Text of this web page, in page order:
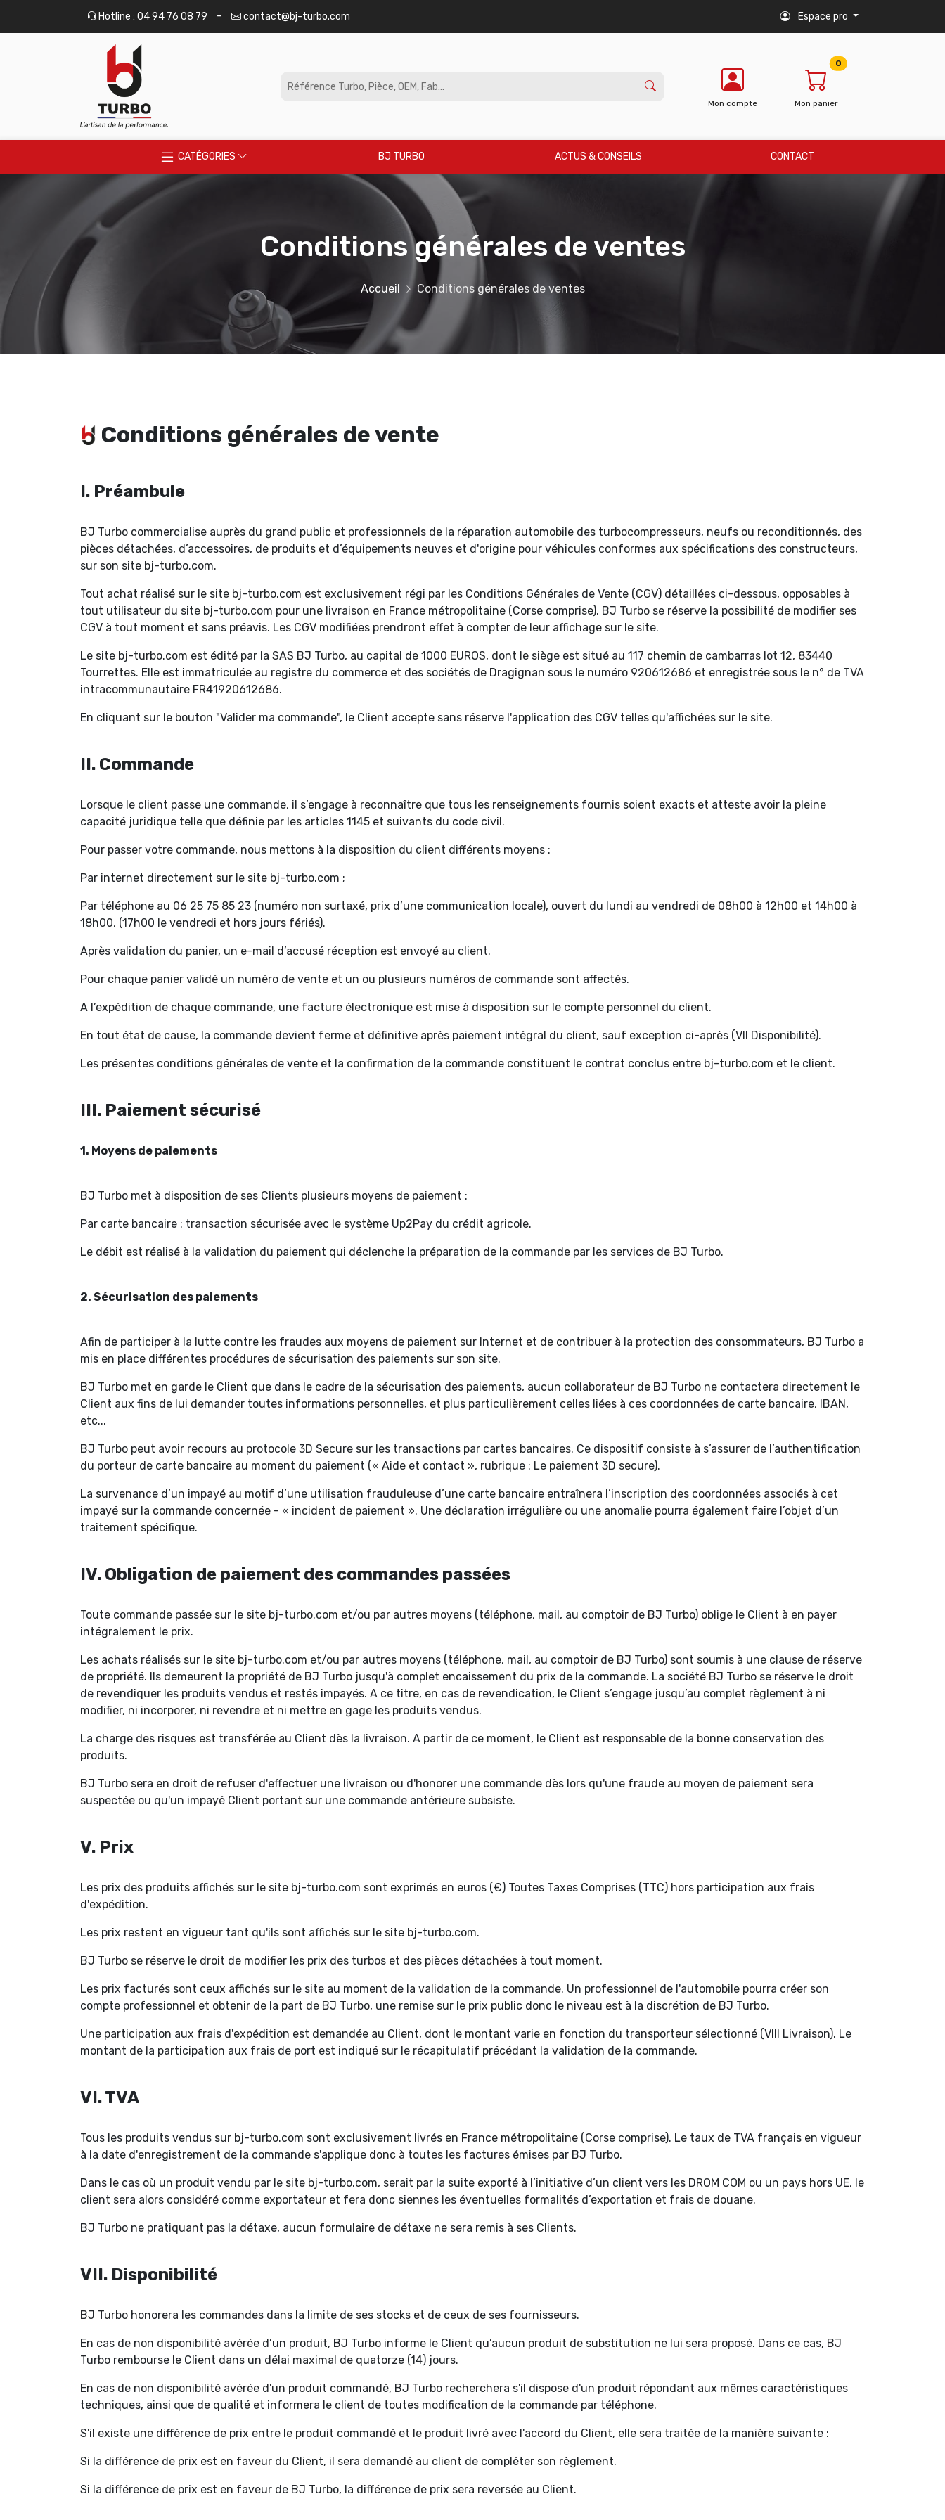
Hotline : 04 94 76 08 79 - contact@bj-turbo.com Espace pro
Mon compte Mon panier
0
CATÉGORIES BJ TURBO ACTUS & CONSEILS CONTACT
Conditions générales de ventes
Accueil Conditions générales de ventes
Conditions générales de vente
I. Préambule
BJ Turbo commercialise auprès du grand public et professionnels de la réparation automobile des turbocompresseurs, neufs ou reconditionnés, des
pièces détachées, d’accessoires, de produits et d’équipements neuves et d'origine pour véhicules conformes aux spécifications des constructeurs,
sur son site bj-turbo.com.
Tout achat réalisé sur le site bj-turbo.com est exclusivement régi par les Conditions Générales de Vente (CGV) détaillées ci-dessous, opposables à
tout utilisateur du site bj-turbo.com pour une livraison en France métropolitaine (Corse comprise). BJ Turbo se réserve la possibilité de modifier ses
CGV à tout moment et sans préavis. Les CGV modifiées prendront effet à compter de leur affichage sur le site.
Le site bj-turbo.com est édité par la SAS BJ Turbo, au capital de 1000 EUROS, dont le siège est situé au 117 chemin de cambarras lot 12, 83440
Tourrettes. Elle est immatriculée au registre du commerce et des sociétés de Dragignan sous le numéro 920612686 et enregistrée sous le n° de TVA
intracommunautaire FR41920612686.
En cliquant sur le bouton "Valider ma commande", le Client accepte sans réserve l'application des CGV telles qu'affichées sur le site.
II. Commande
Lorsque le client passe une commande, il s’engage à reconnaître que tous les renseignements fournis soient exacts et atteste avoir la pleine
capacité juridique telle que définie par les articles 1145 et suivants du code civil.
Pour passer votre commande, nous mettons à la disposition du client différents moyens :
Par internet directement sur le site bj-turbo.com ;
Par téléphone au 06 25 75 85 23 (numéro non surtaxé, prix d’une communication locale), ouvert du lundi au vendredi de 08h00 à 12h00 et 14h00 à
18h00, (17h00 le vendredi et hors jours fériés).
Après validation du panier, un e-mail d’accusé réception est envoyé au client.
Pour chaque panier validé un numéro de vente et un ou plusieurs numéros de commande sont affectés.
A l’expédition de chaque commande, une facture électronique est mise à disposition sur le compte personnel du client.
En tout état de cause, la commande devient ferme et définitive après paiement intégral du client, sauf exception ci-après (VII Disponibilité).
Les présentes conditions générales de vente et la confirmation de la commande constituent le contrat conclus entre bj-turbo.com et le client.
III. Paiement sécurisé
1. Moyens de paiements
BJ Turbo met à disposition de ses Clients plusieurs moyens de paiement :
Par carte bancaire : transaction sécurisée avec le système Up2Pay du crédit agricole.
Le débit est réalisé à la validation du paiement qui déclenche la préparation de la commande par les services de BJ Turbo.
2. Sécurisation des paiements
Afin de participer à la lutte contre les fraudes aux moyens de paiement sur Internet et de contribuer à la protection des consommateurs, BJ Turbo a
mis en place différentes procédures de sécurisation des paiements sur son site.
BJ Turbo met en garde le Client que dans le cadre de la sécurisation des paiements, aucun collaborateur de BJ Turbo ne contactera directement le
Client aux fins de lui demander toutes informations personnelles, et plus particulièrement celles liées à ces coordonnées de carte bancaire, IBAN,
etc...
BJ Turbo peut avoir recours au protocole 3D Secure sur les transactions par cartes bancaires. Ce dispositif consiste à s’assurer de l’authentification
du porteur de carte bancaire au moment du paiement (« Aide et contact », rubrique : Le paiement 3D secure).
La survenance d’un impayé au motif d’une utilisation frauduleuse d’une carte bancaire entraînera l’inscription des coordonnées associés à cet
impayé sur la commande concernée - « incident de paiement ». Une déclaration irrégulière ou une anomalie pourra également faire l’objet d’un
traitement spécifique.
IV. Obligation de paiement des commandes passées
Toute commande passée sur le site bj-turbo.com et/ou par autres moyens (téléphone, mail, au comptoir de BJ Turbo) oblige le Client à en payer
intégralement le prix.
Les achats réalisés sur le site bj-turbo.com et/ou par autres moyens (téléphone, mail, au comptoir de BJ Turbo) sont soumis à une clause de réserve
de propriété. Ils demeurent la propriété de BJ Turbo jusqu'à complet encaissement du prix de la commande. La société BJ Turbo se réserve le droit
de revendiquer les produits vendus et restés impayés. A ce titre, en cas de revendication, le Client s’engage jusqu’au complet règlement à ni
modifier, ni incorporer, ni revendre et ni mettre en gage les produits vendus.
La charge des risques est transférée au Client dès la livraison. A partir de ce moment, le Client est responsable de la bonne conservation des
produits.
BJ Turbo sera en droit de refuser d'effectuer une livraison ou d'honorer une commande dès lors qu'une fraude au moyen de paiement sera
suspectée ou qu'un impayé Client portant sur une commande antérieure subsiste.
V. Prix
Les prix des produits affichés sur le site bj-turbo.com sont exprimés en euros (€) Toutes Taxes Comprises (TTC) hors participation aux frais
d'expédition.
Les prix restent en vigueur tant qu'ils sont affichés sur le site bj-turbo.com.
BJ Turbo se réserve le droit de modifier les prix des turbos et des pièces détachées à tout moment.
Les prix facturés sont ceux affichés sur le site au moment de la validation de la commande. Un professionnel de l'automobile pourra créer son
compte professionnel et obtenir de la part de BJ Turbo, une remise sur le prix public donc le niveau est à la discrétion de BJ Turbo.
Une participation aux frais d'expédition est demandée au Client, dont le montant varie en fonction du transporteur sélectionné (VIII Livraison). Le
montant de la participation aux frais de port est indiqué sur le récapitulatif précédant la validation de la commande.
VI. TVA
Tous les produits vendus sur bj-turbo.com sont exclusivement livrés en France métropolitaine (Corse comprise). Le taux de TVA français en vigueur
à la date d'enregistrement de la commande s'applique donc à toutes les factures émises par BJ Turbo.
Dans le cas où un produit vendu par le site bj-turbo.com, serait par la suite exporté à l’initiative d’un client vers les DROM COM ou un pays hors UE, le
client sera alors considéré comme exportateur et fera donc siennes les éventuelles formalités d’exportation et frais de douane.
BJ Turbo ne pratiquant pas la détaxe, aucun formulaire de détaxe ne sera remis à ses Clients.
VII. Disponibilité
BJ Turbo honorera les commandes dans la limite de ses stocks et de ceux de ses fournisseurs.
En cas de non disponibilité avérée d’un produit, BJ Turbo informe le Client qu’aucun produit de substitution ne lui sera proposé. Dans ce cas, BJ
Turbo rembourse le Client dans un délai maximal de quatorze (14) jours.
En cas de non disponibilité avérée d'un produit commandé, BJ Turbo recherchera s'il dispose d'un produit répondant aux mêmes caractéristiques
techniques, ainsi que de qualité et informera le client de toutes modification de la commande par téléphone.
S'il existe une différence de prix entre le produit commandé et le produit livré avec l'accord du Client, elle sera traitée de la manière suivante :
Si la différence de prix est en faveur du Client, il sera demandé au client de compléter son règlement.
Si la différence de prix est en faveur de BJ Turbo, la différence de prix sera reversée au Client.
Panneau de gestion des cookies